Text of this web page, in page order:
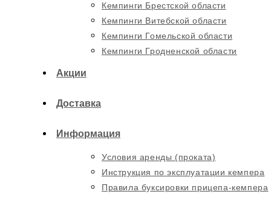
Кемпинги Брестской области
Кемпинги Витебской области
Кемпинги Гомельской области
Кемпинги Гродненской области
Акции
Доставка
Информация
Условия аренды (проката)
Инструкция по эксплуатации кемпера
Правила буксировки прицепа-кемпера